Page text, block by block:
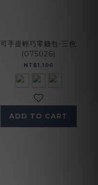
可手提輕巧零錢包-三色
(075026)
NT$1,100
ADD TO CART